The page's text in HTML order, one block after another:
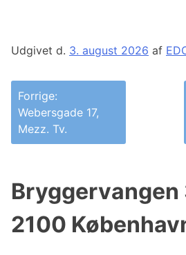
Udgivet d. 3. august 2026 af
Indlægsnavigation
Forrige:
Webersgade 17,
Mezz. Tv.
Bryggervangen
2100